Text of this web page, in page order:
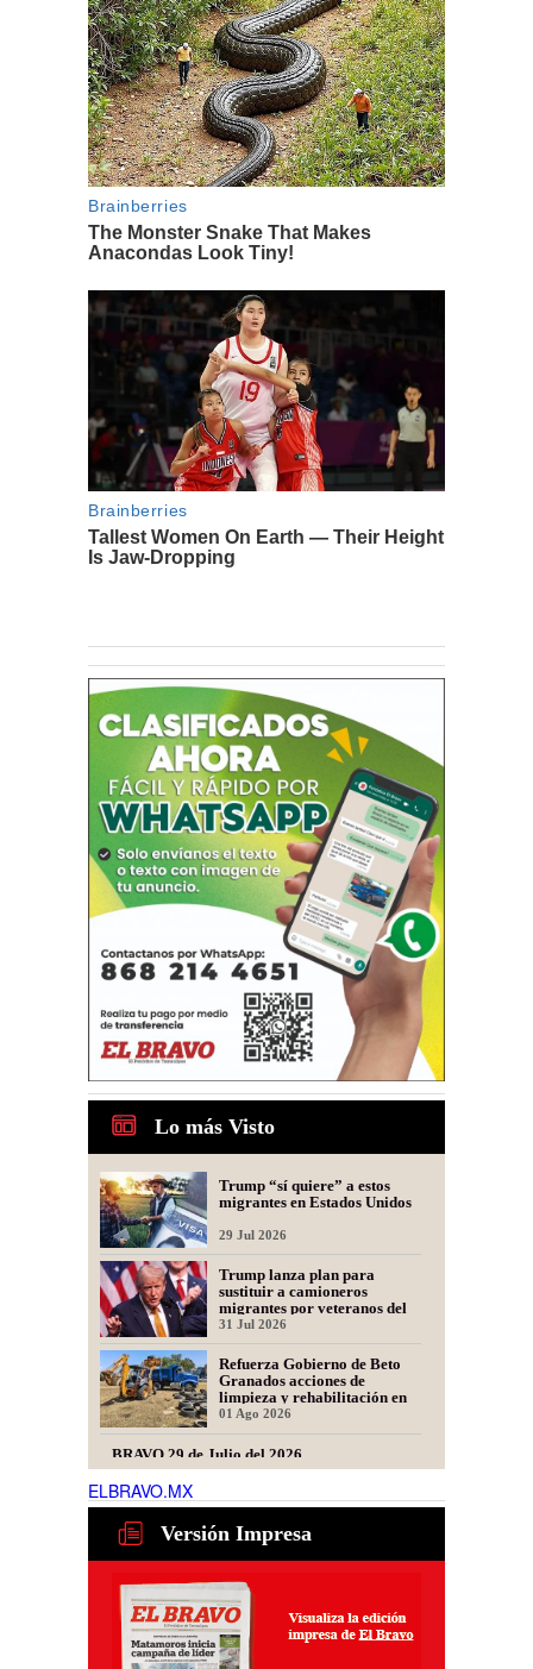
Lo más Visto
Trump “sí quiere” a estos
migrantes en Estados Unidos
29 Jul 2026
Trump lanza plan para
sustituir a camioneros
migrantes por veteranos del
Ejército
31 Jul 2026
Refuerza Gobierno de Beto
Granados acciones de
limpieza y rehabilitación en
Los Presidentes
01 Ago 2026
BRAVO 29 de Julio del 2026
29 Jul 2026
Ser representante de una
30 Jul 2026
ELBRAVO.MX
Versión Impresa